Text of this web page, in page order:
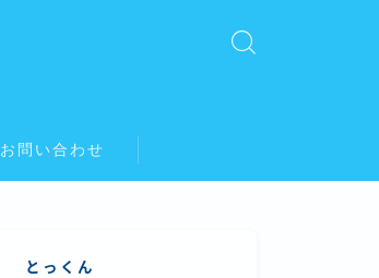
お問い合わせ
とっくん